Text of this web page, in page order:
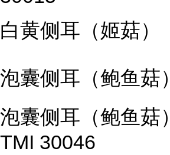
白黄侧耳（姬菇）
泡囊侧耳（鲍鱼菇）
泡囊侧耳（鲍鱼菇）
TMI 30046